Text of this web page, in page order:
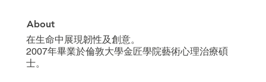
About
在生命中展現韌性及創意。
2007年畢業於倫敦大學金匠學院藝術心理治療碩
士。